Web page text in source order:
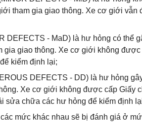
tham gia giao thông. Xe cơ giới vẫn
DEFECTS - MaD) là hư hỏng có thể
gia giao thông. Xe cơ giới không
kiểm định lại;
DEFECTS - DD) là hư hỏng
Xe cơ giới không được cấp Giấy
sửa chữa các hư hỏng để kiểm định
mức khác nhau sẽ bị đánh giá ở